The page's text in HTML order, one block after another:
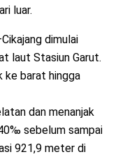
luar.
dimulai
laut Stasiun Garut.
ke barat hingga
dan menanjak
sebelum sampai
921,9 meter di